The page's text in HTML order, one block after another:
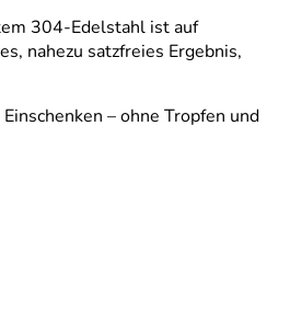
304-Edelstahl ist auf
nahezu satzfreies Ergebnis,
– ohne Tropfen und